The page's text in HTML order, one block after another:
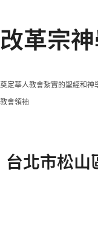
改革宗
奠定華人教會紮實的聖經和神
教會領袖
台北市松